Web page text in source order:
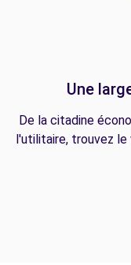
Une
De la citadine
l'utilitaire, trouvez